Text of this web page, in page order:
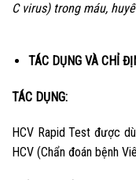
C virus) trong máu,
TÁC DỤNG VÀ CHỈ
TÁC DỤNG:
HCV Rapid Test được
HCV (Chẩn đoán bệnh